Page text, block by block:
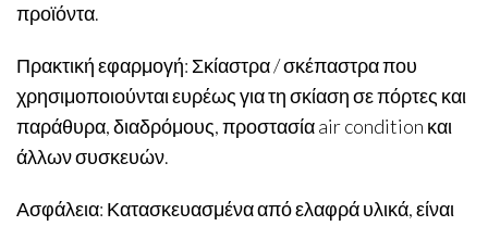
προϊόντα.
Πρακτική εφαρμογή: Σκίαστρα / σκέπαστρα που
χρησιμοποιούνται ευρέως για τη σκίαση σε πόρτες και
παράθυρα, διαδρόμους, προστασία air condition και
άλλων συσκευών.
Ασφάλεια: Κατασκευασμένα από ελαφρά υλικά, είναι